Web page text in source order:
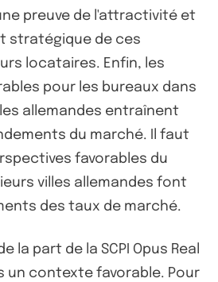
preuve de l'attractivité et
stratégique de ces
locataires. Enfin, les
pour les bureaux dans
allemandes entraînent
du marché. Il faut
favorables du
villes allemandes font
des taux de marché.
la part de la SCPI Opus Real
un contexte favorable. Pour